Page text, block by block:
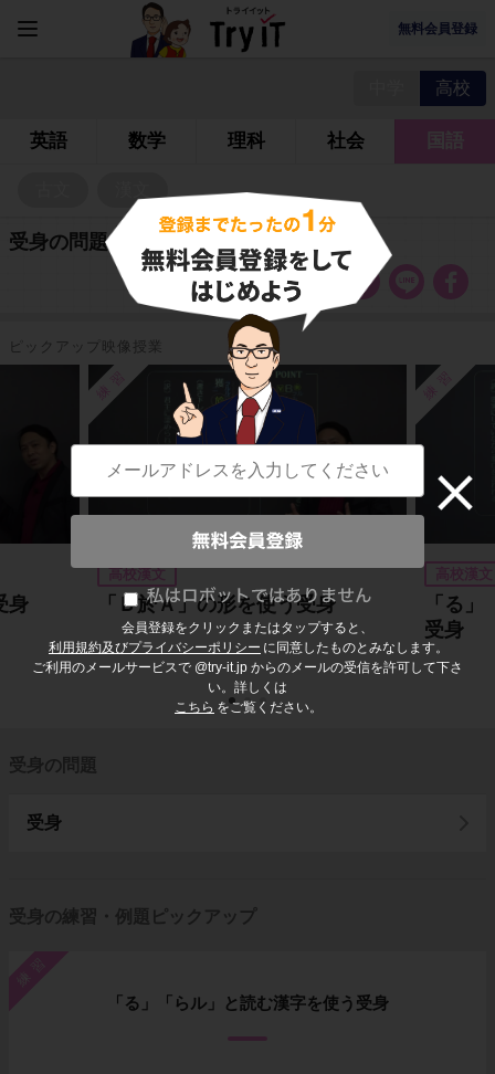
無料会員登録
会員登録をクリックまたはタップすると、
利用規約及びプライバシーポリシー に同意したものとみなします。
ご利用のメールサービスで @try-it.jp からのメールの受信を許可して下さ
い。詳しくは
こちら をご覧ください。
高校
英語 数学 理科 社会 国語
受身の問題
ピックアップ映像授業
身
練習
「Ｂ於Ａ」の形を使う受身
高校漢文
練習
「る
受身
高校漢文
受身の問題
受身
受身の練習・例題ピックアップ
練習
「る」「らル」と読む漢字を使う受身